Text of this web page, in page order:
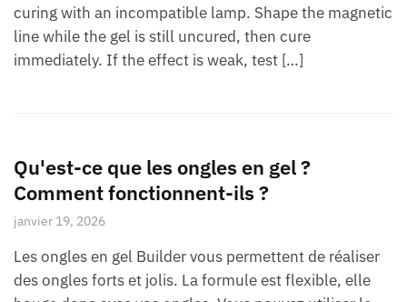
curing with an incompatible lamp. Shape the magnetic
line while the gel is still uncured, then cure
immediately. If the effect is weak, test […]
Qu'est-ce que les ongles en gel ?
Comment fonctionnent-ils ?
janvier 19, 2026
Les ongles en gel Builder vous permettent de réaliser
des ongles forts et jolis. La formule est flexible, elle